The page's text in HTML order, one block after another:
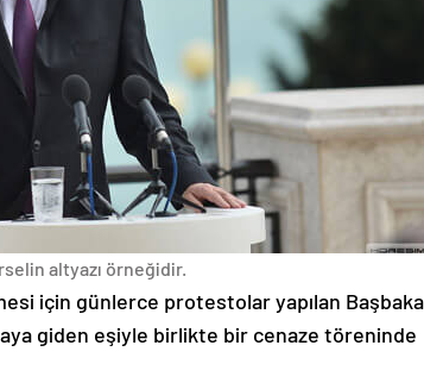
altyazı örneğidir.
için günlerce protestolar yapılan
giden eşiyle birlikte bir cenaze töreninde